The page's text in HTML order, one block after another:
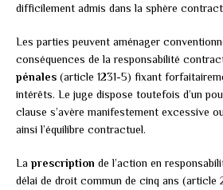
difficilement admis dans la sphère
Les parties peuvent aménager
conséquences de la responsabilité
pénales (article 1231-5) fixant
intérêts. Le juge dispose toutefois d’un
clause s’avère manifestement excessive
ainsi l’équilibre contractuel.
La prescription de l’action en
délai de droit commun de cinq ans (article